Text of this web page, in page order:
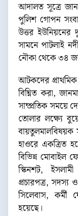
আদালত সূত্রে
পুলিশ গোপন
উত্তর ইউনিয়নের
সামনে পাটলাই
নৌকা থেকে ৩৪
আটকদের প্রাথমিক
বিঘ্নিত করা,
সাম্প্রতিক সময়ে
তোলার লক্ষ্যে
হাওরে একত্রিত
বিভিন্ন মোবাইল
স্কিনশট,
প্রচারপত্র,
সিলেবাস, কর্মী
হয়েছে।